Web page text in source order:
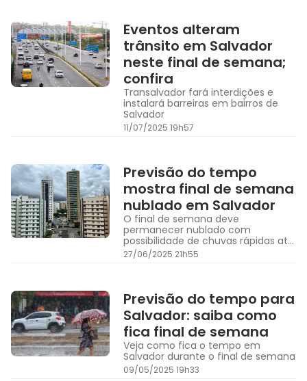
Eventos alteram
trânsito em Salvador
neste final de semana;
confira
Transalvador fará interdições e
instalará barreiras em bairros de
Salvador
11/07/2025 19h57
Previsão do tempo
mostra final de semana
nublado em Salvador
O final de semana deve
permanecer nublado com
possibilidade de chuvas rápidas até
o domingo
27/06/2025 21h55
Previsão do tempo para
Salvador: saiba como
fica final de semana
Veja como fica o tempo em
Salvador durante o final de semana
09/05/2025 19h33